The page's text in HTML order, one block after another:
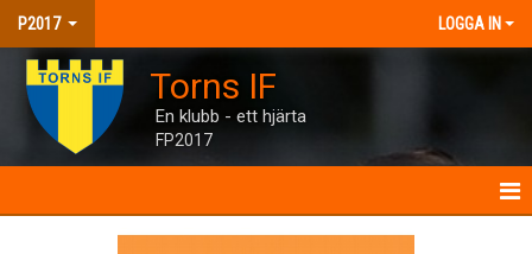
P2017 LOGGA IN
Torns IF
En klubb - ett hjärta
FP2017